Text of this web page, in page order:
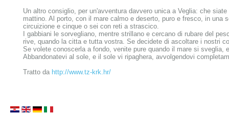
Un altro consiglio, per un'avventura davvero unica a Veglia: che
mattino. Al porto, con il mare calmo e deserto, puro e fresco, in una
circuizione e cinque o sei con reti a strascico.
I gabbiani le sorvegliano, mentre strillano e cercano di rubare del
rive, quando la citta e tutta vostra. Se decidete di ascoltare i nostri
Se volete conoscerla a fondo, venite pure quando il mare si sveglia,
Abbandonatevi al sole, e il sole vi ripaghera, avvolgendovi
Tratto da http://www.tz-krk.hr/